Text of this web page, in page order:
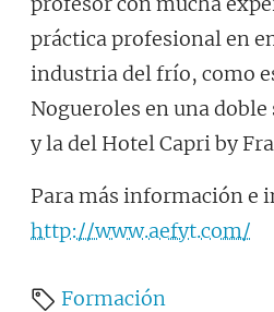
práctica profesional en
industria del frío, como
Nogueroles en una doble
y la del Hotel Capri by
Para más información e
http://www.aefyt.com/
Formación